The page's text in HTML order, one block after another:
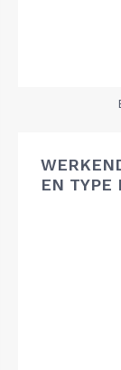
EN TYPE